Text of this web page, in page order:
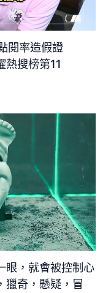
閱率造假證
熱搜榜第11
眼，就會被控制心
獵奇，懸疑，冒